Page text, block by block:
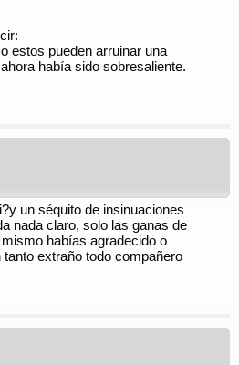
estos pueden arruinar una
había sido sobresaliente.
un séquito de insinuaciones
nada claro, solo las ganas de
habías agradecido o
tanto extraño todo compañero